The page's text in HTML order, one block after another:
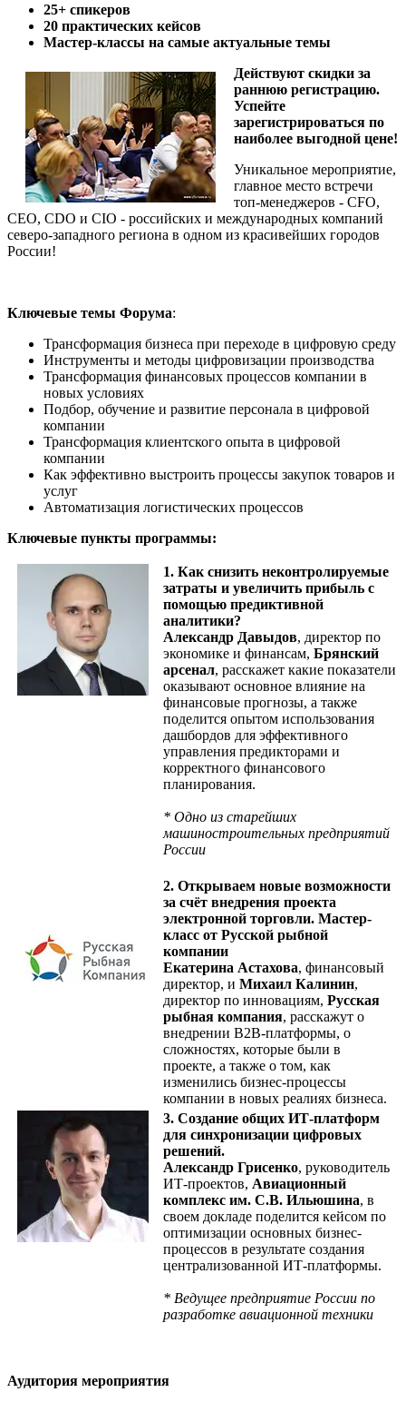
25+ спикеров
20 практических кейсов
Мастер-классы на самые актуальные темы
Действуют скидки за
раннюю регистрацию.
Успейте
зарегистрироваться по
наиболее выгодной цене!
Уникальное мероприятие,
главное место встречи
топ-менеджеров - CFO,
CEO, CDO и CIO - российских и международных компаний
северо-западного региона в одном из красивейших городов
России!
Ключевые темы Форума:
Трансформация бизнеса при переходе в цифровую среду
Инструменты и методы цифровизации производства
Трансформация финансовых процессов компании в
новых условиях
Подбор, обучение и развитие персонала в цифровой
компании
Трансформация клиентского опыта в цифровой
компании
Как эффективно выстроить процессы закупок товаров и
услуг
Автоматизация логистических процессов
Ключевые пункты программы:
1. Как снизить неконтролируемые
затраты и увеличить прибыль с
помощью предиктивной
аналитики?
Александр Давыдов, директор по
экономике и финансам, Брянский
арсенал, расскажет какие показатели
оказывают основное влияние на
финансовые прогнозы, а также
поделится опытом использования
дашбордов для эффективного
управления предикторами и
корректного финансового
планирования.
* Одно из старейших
машиностроительных предприятий
России
2. Открываем новые возможности
за счёт внедрения проекта
электронной торговли. Мастер-
класс от Русской рыбной
компании
Екатерина Астахова, финансовый
директор, и Михаил Калинин,
директор по инновациям, Русская
рыбная компания, расскажут о
внедрении B2B-платформы, о
сложностях, которые были в
проекте, а также о том, как
изменились бизнес-процессы
компании в новых реалиях бизнеса.
3. Создание общих ИТ-платформ
для синхронизации цифровых
решений.
Александр Грисенко, руководитель
ИТ-проектов, Авиационный
комплекс им. С.В. Ильюшина, в
своем докладе поделится кейсом по
оптимизации основных бизнес-
процессов в результате создания
централизованной ИТ-платформы.
* Ведущее предприятие России по
разработке авиационной техники
Аудитория мероприятия